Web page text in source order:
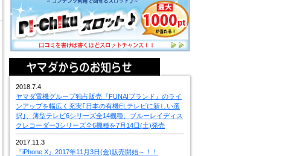
2018.7.4
ヤマダ電機グループ独占販売『FUNAIブランド』のライ
ンアップを幅広く充実｢日本の有機ELテレビに新しい選
択｣、薄型テレビ6シリーズ全14機種、ブルーレイディス
クレコーダー3シリーズ全6機種を7月14日(土)発売
2017.11.3
『iPhone X』2017年11月3日(金)販売開始～！！